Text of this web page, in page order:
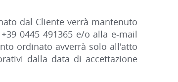
dal Cliente verrà mantenuto
0445 491365 e/o alla e-mail
ordinato avverrà solo all'atto
dalla data di accettazione